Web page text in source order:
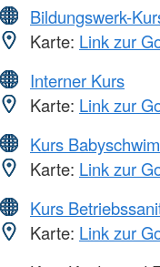
Bildungswerk-
Karte: Link zur
Interner Kurs
Karte: Link zur
Kurs
Karte: Link zur
Kurs
Karte: Link zur